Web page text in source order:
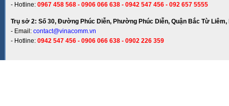
- Hotline: 0967 458 568 - 0906 066 638 - 0942 547 456 - 092 657 5555
Trụ sở 2: Số 30, Đường Phúc Diễn, Phường Phúc Diễn, Quận Bắc Từ Liêm,
- Email: contact@vinacomm.vn
- Hotline: 0942 547 456 - 0906 066 638 - 0902 226 359